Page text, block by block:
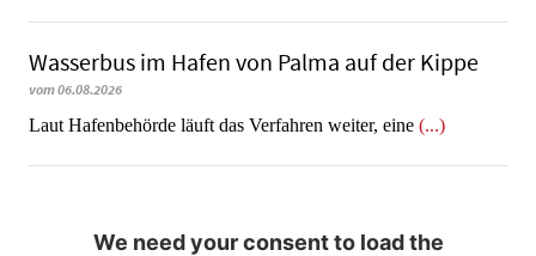
Wasserbus im Hafen von Palma auf der Kippe
vom 06.08.2026
Laut Hafenbehörde läuft das Verfahren weiter, eine (...)
We need your consent to load the